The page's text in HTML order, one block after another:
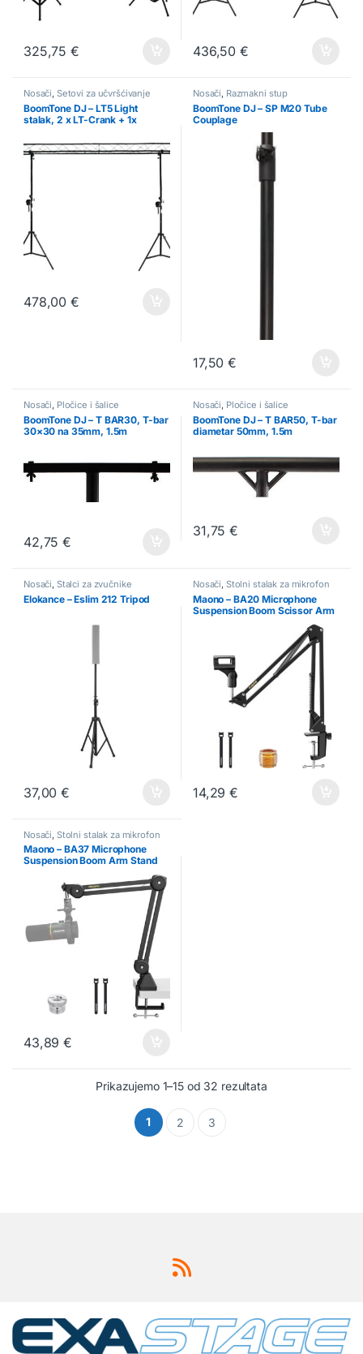
325,75€ 436,50€
Nosači, Setovi za učvršćivanje
BoomTone DJ – LT5 Light
stalak, 2 x LT-Crank + 1x
478,00€
Nosači, Razmakni stup
BoomTone DJ – SP M20 Tube
Couplage
17,50€
Nosači, Pločice i šalice
BoomTone DJ – T BAR30, T-bar
30×30 na 35mm, 1.5m
42,75€
Nosači, Pločice i šalice
BoomTone DJ – T BAR50, T-bar
diametar 50mm, 1.5m
31,75€
Nosači, Stalci za zvučnike
Elokance – Eslim 212 Tripod
37,00€
Nosači, Stolni stalak za mikrofon
Maono – BA20 Microphone
Suspension Boom Scissor Arm
14,29€
Nosači, Stolni stalak za mikrofon
Maono – BA37 Microphone
Suspension Boom Arm Stand
43,89€
Prikazujemo 1–15 od 32 rezultata
1 2 3